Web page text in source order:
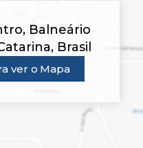
Balneário
Brasil
ver o Mapa